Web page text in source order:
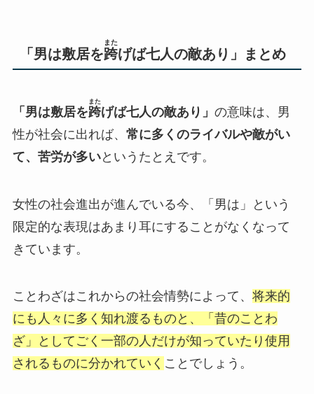
「男は敷居を跨
また
げば七人の敵あり」まとめ
「男は敷居を跨
また
げば七人の敵あり」 の意味は、男
性が社会に出れば、 常に多くのライバルや敵がい
て、苦労が多いというたとえです。
女性の社会進出が進んでいる今、「男は」という
限定的な表現はあまり耳にすることがなくなって
きています。
ことわざはこれからの社会情勢によって、 将来的
にも人々に多く知れ渡るものと、「昔のことわ
ざ」としてごく一部の人だけが知っていたり使用
されるものに分かれていく ことでしょう。